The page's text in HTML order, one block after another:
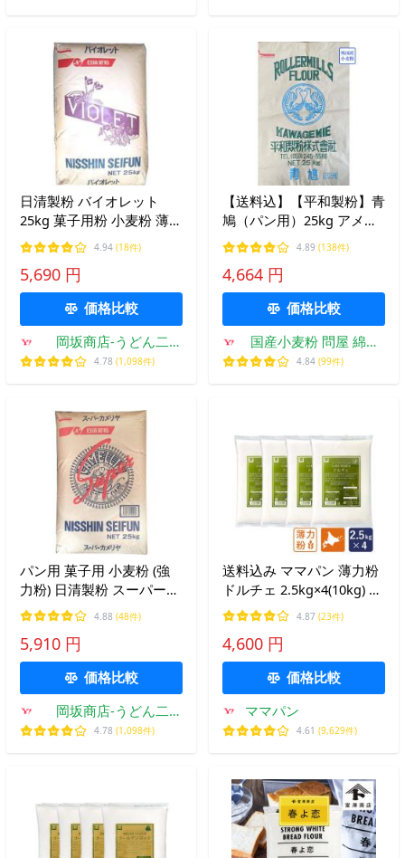
日清製粉 バイオレット
25kg 菓子用粉 小麦粉 薄力
粉 業務用
4.94 (18件)
5,690 円
価格比較
岡坂商店-うどん二
番.com-Yahoo!店
4.78 (1,098件)
【送料込】【平和製粉】青
鳩（パン用）25kg アメリ
カ産小麦 強力粉（オーシ
ョン クラス）
4.89 (138件)
4,664 円
価格比較
国産小麦粉 問屋 綿鍬
商店
4.84 (99件)
パン用 菓子用 小麦粉 (強
力粉) 日清製粉 スーパーカ
メリヤ 25kg【日清製粉正
規特約店】
4.88 (48件)
5,910 円
価格比較
岡坂商店-うどん二
番.com-Yahoo!店
4.78 (1,098件)
送料込み ママパン 薄力粉
ドルチェ 2.5kg×4(10kg) 菓
子用小麦粉 北海道産 江別
製粉 国産小麦粉 シフォン
ケーキ スポンジケーキ ま
とめ割
4.87 (23件)
4,600 円
価格比較
ママパン
4.61 (9,629件)